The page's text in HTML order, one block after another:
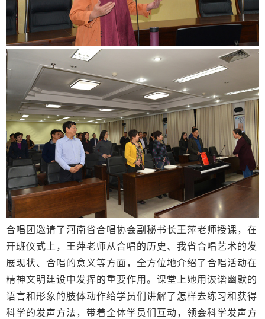
合唱团邀请了河南省合唱协会副秘书长王萍老师授课，在
开班仪式上，王萍老师从合唱的历史、我省合唱艺术的发
展现状、合唱的意义等方面，全方位地介绍了合唱活动在
精神文明建设中发挥的重要作用。课堂上她用诙谐幽默的
语言和形象的肢体动作给学员们讲解了怎样去练习和获得
科学的发声方法，带着全体学员们互动，领会科学发声方